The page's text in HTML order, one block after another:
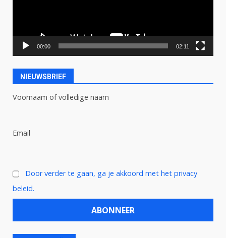
00:00 02:11
NIEUWSBRIEF
Voornaam of volledige naam
Email
Door verder te gaan, ga je akkoord met het privacy
beleid.